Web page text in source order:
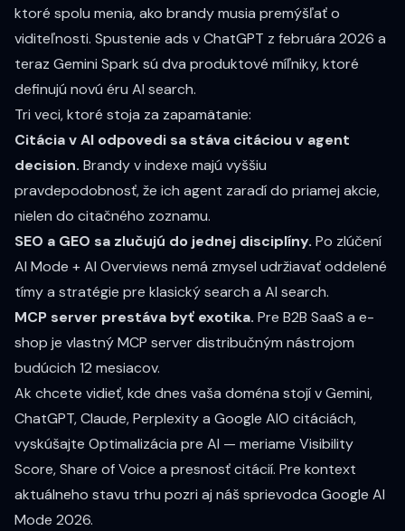
ktoré spolu menia, ako brandy musia premýšľať o
viditeľnosti. Spustenie ads v ChatGPT z februára 2026 a
teraz Gemini Spark sú dva produktové míľniky, ktoré
definujú novú éru AI search.
Tri veci, ktoré stoja za zapamätanie:
Citácia v AI odpovedi sa stáva citáciou v agent
decision. Brandy v indexe majú vyššiu
pravdepodobnosť, že ich agent zaradí do priamej akcie,
nielen do citačného zoznamu.
SEO a GEO sa zlučujú do jednej disciplíny. Po zlúčení
AI Mode + AI Overviews nemá zmysel udržiavať oddelené
tímy a stratégie pre klasický search a AI search.
MCP server prestáva byť exotika. Pre B2B SaaS a e-
shop je vlastný MCP server distribučným nástrojom
budúcich 12 mesiacov.
Ak chcete vidieť, kde dnes vaša doména stojí v Gemini,
ChatGPT, Claude, Perplexity a Google AIO citáciách,
vyskúšajte Optimalizácia pre AI — meriame Visibility
Score, Share of Voice a presnosť citácií. Pre kontext
aktuálneho stavu trhu pozri aj nášsprievodca Google AI
Mode 2026.